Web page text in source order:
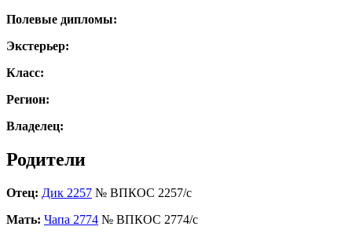
Полевые дипломы:
Экстерьер:
Класс:
Регион:
Владелец:
Родители
Отец: Дик 2257 № ВПКОС 2257/с
Мать: Чапа 2774 № ВПКОС 2774/с